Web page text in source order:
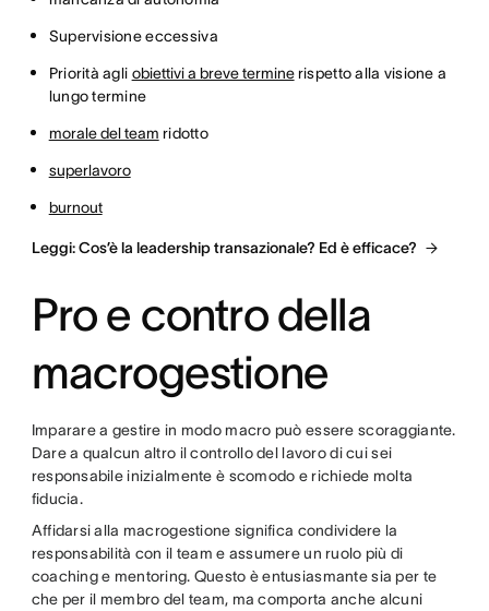
Supervisione eccessiva
Priorità agli obiettivi a breve terminerispetto alla visione a
lungo termine
morale del team ridotto
superlavoro
burnout
Leggi: Cos’è la leadership transazionale? Ed è efficace?
Pro e contro della
macrogestione
Imparare a gestire in modo macro può essere scoraggiante.
Dare a qualcun altro il controllo del lavoro di cui sei
responsabile inizialmente è scomodo e richiede molta
fiducia.
Affidarsi alla macrogestione significa condividere la
responsabilità con il team e assumere un ruolo più di
coaching e mentoring. Questo è entusiasmante sia per te
che per il membro del team, ma comporta anche alcuni